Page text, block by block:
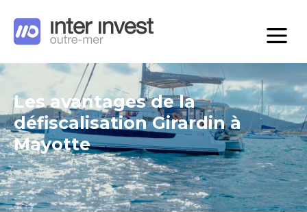
Les avantages de la
défiscalisation Girardin à
Mayotte